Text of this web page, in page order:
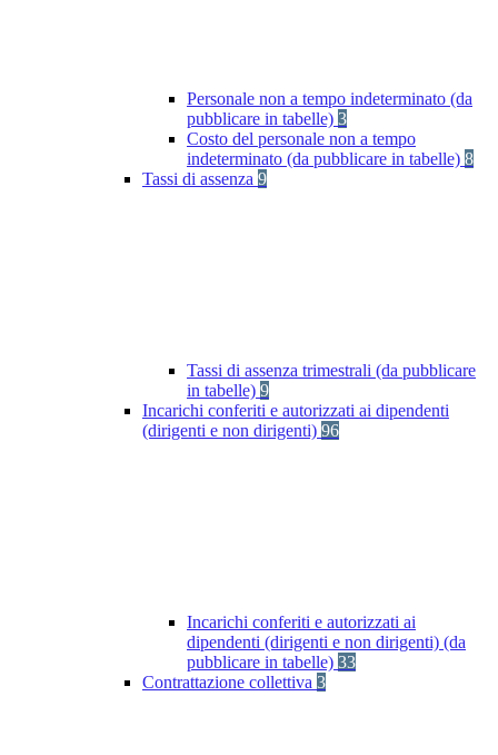
Personale non a tempo indeterminato (da
pubblicare in tabelle) 3
Costo del personale non a tempo
indeterminato (da pubblicare in tabelle) 8
Tassi di assenza 9
Tassi di assenza trimestrali (da pubblicare
in tabelle) 9
Incarichi conferiti e autorizzati ai dipendenti
(dirigenti e non dirigenti) 96
Incarichi conferiti e autorizzati ai
dipendenti (dirigenti e non dirigenti) (da
pubblicare in tabelle) 33
Contrattazione collettiva 3